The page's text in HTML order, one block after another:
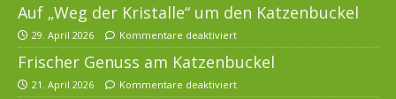
Auf „Weg der Kristalle“ um den Katzenbuckel
29. April 2026 Kommentare deaktiviert
Frischer Genuss am Katzenbuckel
21. April 2026 Kommentare deaktiviert